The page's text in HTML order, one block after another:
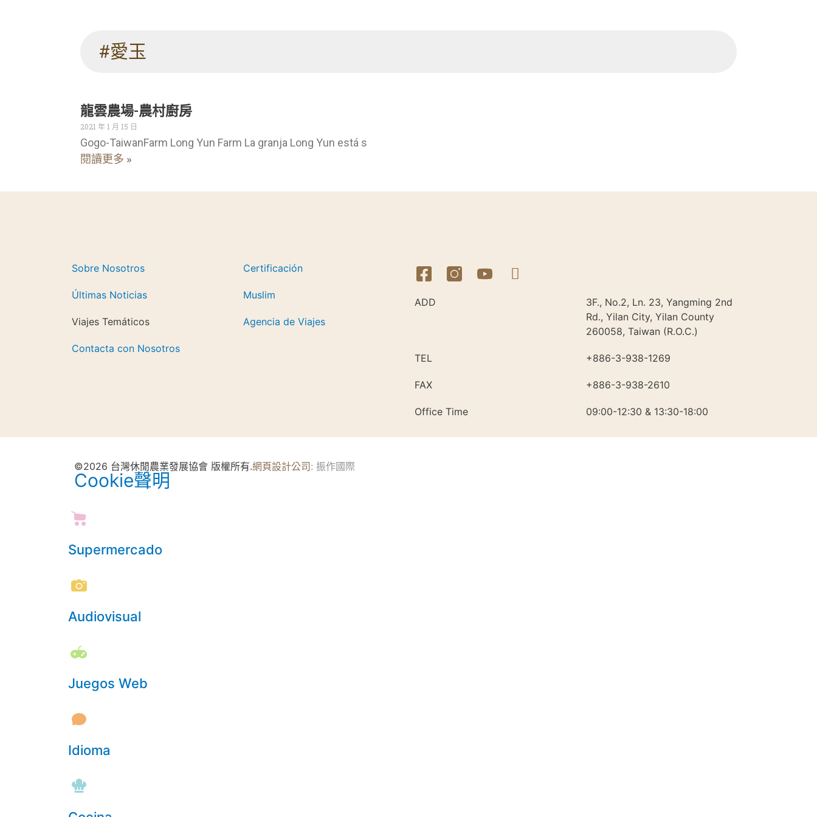
#愛玉
龍雲農場-農村廚房
2021 年 1 月 15 日
Gogo-TaiwanFarm Long Yun Farm La granja Long Yun está s
閱讀更多 »
Sobre Nosotros
Últimas Noticias
Viajes Temáticos
Contacta con Nosotros
Certificación
Muslim
Agencia de Viajes
ADD
3F., No.2, Ln. 23, Yangming 2nd
Rd., Yilan City, Yilan County
260058, Taiwan (R.O.C.)
TEL +886-3-938-1269​
FAX +886-3-938-2610
Office Time 09:00-12:30 & 13:30-18:00
©2026 台灣休閒農業發展協會 版權所有.網頁設計公司 : 振作國際
Cookie聲明
Supermercado
Audiovisual
Juegos Web
Idioma